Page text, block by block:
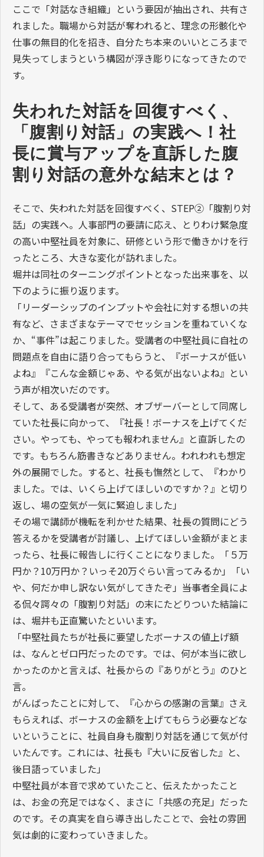
ここで「対話なき組織」という要因が抽出され、共有さ
れました。職場から対話が奪われると、理念の形骸化や
仕事の無目的化を招き、自分たち本来のいいところまで
見失ってしまうという構図が浮き彫りになってきたので
す。
失われた対話を回復すべく、
「腹割り対話」の実践へ！社
長に賞与アップを直訴した腹
割り対話の意外な結末とは？
そこで、失われた対話を回復すべく、STEP②「腹割り対
話」の実践へ。人事部門の要請に応え、とりわけ緊急度
の高い中堅社員を対象に、研修という形で働きかけを行
ったところ、大きな変化が訪れました。
堀井は同社のターニングポイントとなった出来事を、以
下のように振り返ります。
「リーダーシップのインプットや会社に対する想いの共
有など、さまざまなテーマでセッションを重ねていくな
か、“事件”は起こりました。受講者の中堅社員に自社の
問題点を自由に語り合ってもらうと、『ボーナスが低い
よね』『こんな金額じゃあ、やる気が出ないよね』とい
う声が相次いだのです。
そして、ある受講者が突然、オブザーバーとして同席し
ていた社長に向かって、『社長！ボーナスを上げてくだ
さい。やっても、やっても報われません』と直訴したの
です。もちろん筋書きなどありません。われわれも想定
外の展開でした。すると、社長も憮然として、『わかり
ました。では、いくら上げてほしいのですか？』と切り
返し、場の空気が一気に緊迫しました」
その場で講師が機転を利かせた結果、社長の質問にどう
答えるかを受講者が討議し、上げてほしい金額がまとま
ったら、社長に報告しに行くことになりました。「５万
円か？10万円か？いっそ20万ぐらい言ってみるか」「い
や、何だか申し訳ない気がしてきたぞ」――当事者全員によ
る侃々諤々の「腹割り対話」の末にたどりついた結論に
は、堀井も正直驚いたといいます。
「中堅社員たちが社長に要望したボーナスの値上げ額
は、なんとゼロ円だったのです。では、何が本当に欲し
かったのかと言えば、社長からの『ありがとう』のひと
言。
がんばったことに対して、『心からの感謝の言葉』さえ
もらえれば、ボーナスの金額を上げてもらう必要などな
いということに、社員自身も腹割り対話を通じて気が付
いたんです。これには、社長も『大いに反省した』と、
後日語っていました」
中堅社員が本音で求めていたこと、伝えたかったこと
は、お金の充足ではなく、まさに「共感の充足」だった
のです。その真実を自ら導き出したことで、会社の雰囲
気は劇的に変わっていきました。